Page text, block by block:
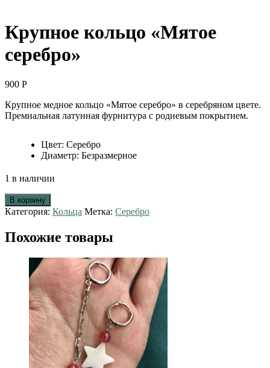
Крупное кольцо «Мятое
серебро»
900 Р
Крупное медное кольцо «Мятое серебро» в серебряном цвете.
Премиальная латунная фурнитура с родиевым покрытием.
Цвет: Серебро
Диаметр: Безразмерное
1 в наличии
В корзину
Категория: Кольца Метка: Серебро
Похожие товары